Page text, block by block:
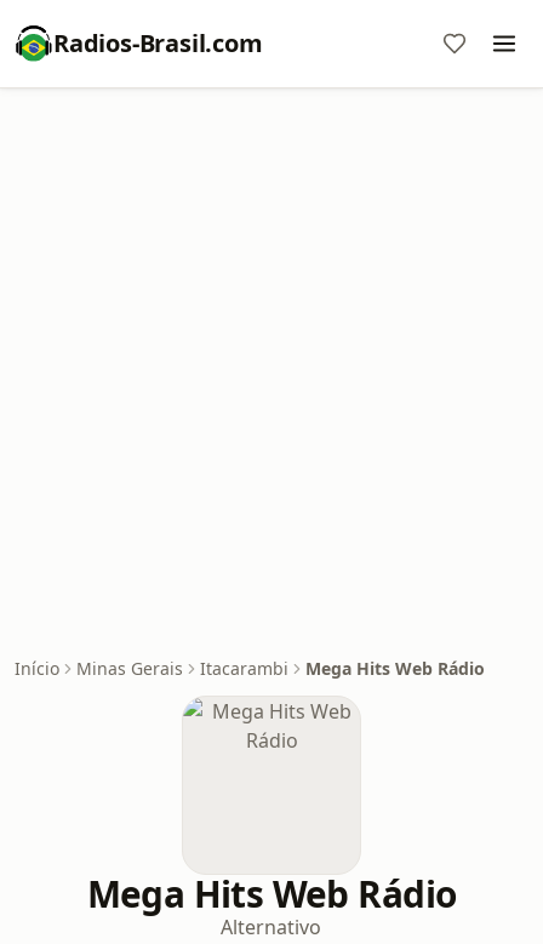
Radios-Brasil.com
Início Minas Gerais Itacarambi Mega Hits Web Rádio
Mega Hits Web Rádio
Alternativo